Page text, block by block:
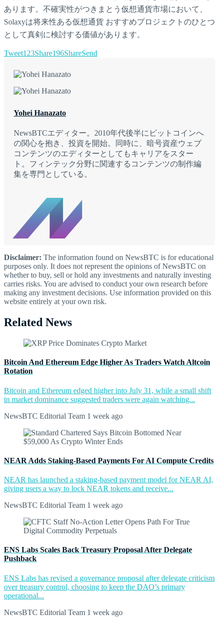
あります。不確実性がつきまとう仮想通貨市場において、
Solaxyは将来性ある仮想通貨 おすすめプロジェクトのひとつ
として真剣に検討する価値があります。
Tweet123Share196ShareSend
Yohei Hanazato
NewsBTCエディター。2010年代後半にビットコインへ
の関心を抱き、投資を開始。同時に、暗号資産ウェブ
コンテンツのエディターとしてもキャリアをスター
ト。フィンテック分野に関連するコンテンツの制作編
集を専門としている。
Disclaimer: The information found on NewsBTC is for educational
purposes only. It does not represent the opinions of NewsBTC on
whether to buy, sell or hold any investments and naturally investing
carries risks. You are advised to conduct your own research before
making any investment decisions. Use information provided on this
website entirely at your own risk.
Related News
Bitcoin And Ethereum Edge Higher As Traders Watch Altcoin
Rotation
Bitcoin and Ethereum edged higher into July 31, while a small shift
in market dominance suggested traders were again watching...
NewsBTC Editorial Team 1 week ago
NEAR Adds Staking-Based Payments For AI Compute Credits
NEAR has launched a staking-based payment model for NEAR AI,
giving users a way to lock NEAR tokens and receive...
NewsBTC Editorial Team 1 week ago
ENS Labs Scales Back Treasury Proposal After Delegate
Pushback
ENS Labs has revised a governance proposal after delegate criticism
over treasury control, choosing to keep the DAO’s primary
operational...
NewsBTC Editorial Team 1 week ago